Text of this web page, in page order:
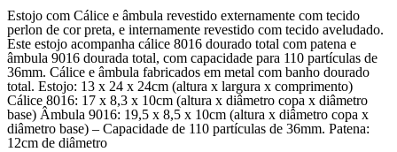
Estojo com Cálice e âmbula revestido externamente com tecido
perlon de cor preta, e internamente revestido com tecido aveludado.
Este estojo acompanha cálice 8016 dourado total com patena e
âmbula 9016 dourada total, com capacidade para 110 partículas de
36mm. Cálice e âmbula fabricados em metal com banho dourado
total. Estojo: 13 x 24 x 24cm (altura x largura x comprimento)
Cálice 8016: 17 x 8,3 x 10cm (altura x diâmetro copa x diâmetro
base) Âmbula 9016: 19,5 x 8,5 x 10cm (altura x diâmetro copa x
diâmetro base) – Capacidade de 110 partículas de 36mm. Patena:
12cm de diâmetro